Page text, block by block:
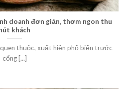
doanh đơn giản, thơm ngon thu
khách
quen thuộc, xuất hiện phổ biến trước
cổng [...]